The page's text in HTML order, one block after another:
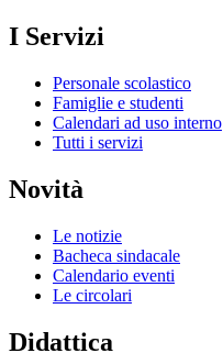
I Servizi
Personale scolastico
Famiglie e studenti
Calendari ad uso interno
Tutti i servizi
Novità
Le notizie
Bacheca sindacale
Calendario eventi
Le circolari
Didattica